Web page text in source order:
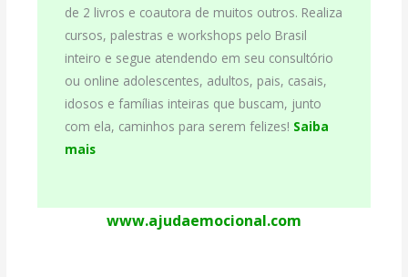
de 2 livros e coautora de muitos outros. Realiza
cursos, palestras e workshops pelo Brasil
inteiro e segue atendendo em seu consultório
ou online adolescentes, adultos, pais, casais,
idosos e famílias inteiras que buscam, junto
com ela, caminhos para serem felizes! Saiba
mais
www.ajudaemocional.com